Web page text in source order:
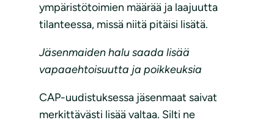
ympäristötoimien määrää ja laajuutta
tilanteessa, missä niitä pitäisi lisätä.
Jäsenmaiden halu saada lisää
vapaaehtoisuutta ja poikkeuksia
CAP-uudistuksessa jäsenmaat saivat
merkittävästi lisää valtaa. Silti ne